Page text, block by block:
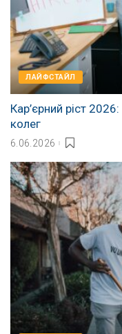
ЛАЙФСТАЙЛ
Кар’єрний ріст
колег
6.06.2026